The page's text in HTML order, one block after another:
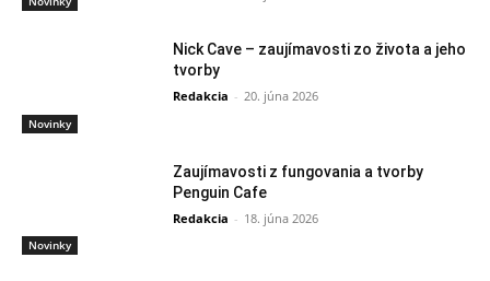
Novinky
Nick Cave – zaujímavosti zo života a jeho
tvorby
Redakcia - 20. júna 2026
Novinky
Zaujímavosti z fungovania a tvorby
Penguin Cafe
Redakcia - 18. júna 2026